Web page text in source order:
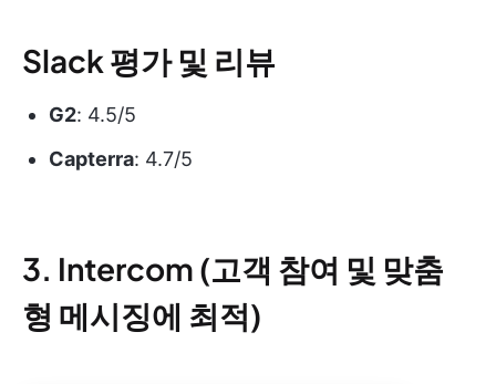
Slack 평가 및 리뷰
G2: 4.5/5
Capterra: 4.7/5
3. Intercom (고객 참여 및 맞춤
형 메시징에 최적)